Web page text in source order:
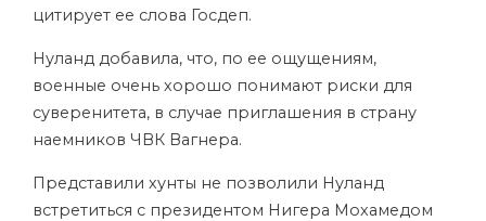
цитирует ее слова Госдеп.
Нуланд добавила, что, по ее ощущениям,
военные очень хорошо понимают риски для
суверенитета, в случае приглашения в страну
наемников ЧВК Вагнера.
Представили хунты не позволили Нуланд
встретиться с президентом Нигера Мохамедом